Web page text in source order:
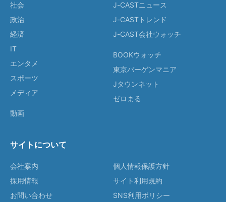
社会
政治
経済
IT
エンタメ
スポーツ
メディア
動画
J-CASTニュース
J-CASTトレンド
J-CAST会社ウォッチ
BOOKウォッチ
東京バーゲンマニア
Jタウンネット
ゼロまる
サイトについて
会社案内
採用情報
お問い合わせ
個人情報保護方針
サイト利用規約
SNS利用ポリシー